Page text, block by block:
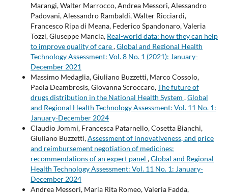
Marangi, Walter Marrocco, Andrea Messori, Alessandro
Padovani, Alessandro Rambaldi, Walter Ricciardi,
Francesco Ripa di Meana, Federico Spandonaro, Valeria
Tozzi, Giuseppe Mancia, Real-world data: how they can help
to improve quality of care,Global and Regional Health
Technology Assessment: Vol. 8 No. 1 (2021): January-
December 2021
Massimo Medaglia, Giuliano Buzzetti, Marco Cossolo,
Paola Deambrosis, Giovanna Scroccaro,The future of
drugs distribution in the National Health System ,Global
and Regional Health Technology Assessment: Vol. 11 No. 1:
January-December 2024
Claudio Jommi, Francesca Patarnello, Cosetta Bianchi,
Giuliano Buzzetti,Assessment of innovativeness, and price
and reimbursement negotiation of medicines:
recommendations of an expert panel ,Global and Regional
Health Technology Assessment: Vol. 11 No. 1: January-
December 2024
Andrea Messori, Maria Rita Romeo, Valeria Fadda,